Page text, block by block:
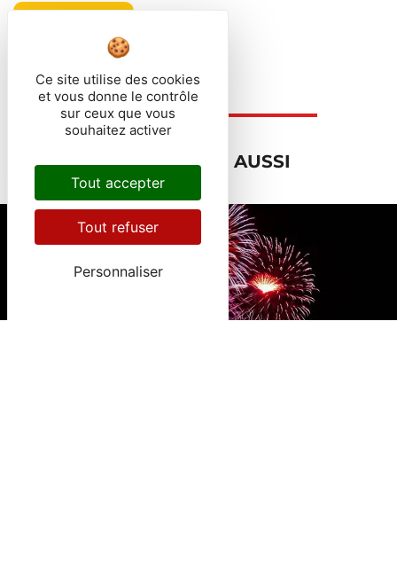
À LIRE AUSSI
Actualité
Ce site utilise des cookies
et vous donne le contrôle
sur ceux que vous
souhaitez activer
Tout accepter
Tout refuser
Personnaliser